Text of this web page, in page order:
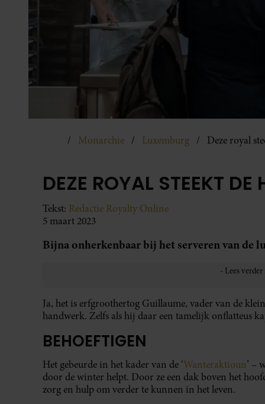
Monarchie Luxemburg Deze royal
DEZE ROYAL STEEKT
Tekst: Redactie Royalty Online
5 maart 2023
Bijna onherkenbaar bij het serveren van de
Ja, het is erfgroothertog Guillaume, vader van de
handwerk. Zelfs als hij daar een tamelijk onflatteus
BEHOEFTIGEN
Het gebeurde in het kader van de ‘Wanteraktioun’ –
door de winter helpt. Door ze een dak boven het
zorg en hulp om verder te kunnen in het leven.